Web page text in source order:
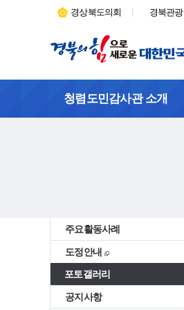
경상북도의회 경북관광
청렴도민감사관 소개
주요활동사례
도정안내
포토갤러리
공지사항